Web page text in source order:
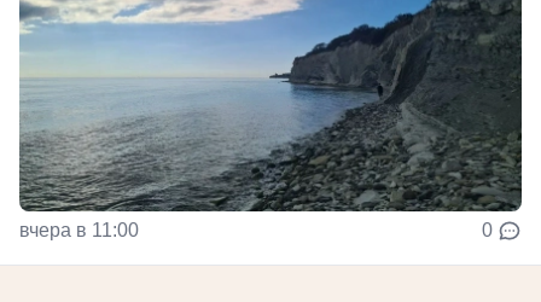
вчера в 11:00 0